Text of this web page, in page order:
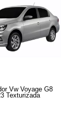
Vw Voyage G8
Texturizada